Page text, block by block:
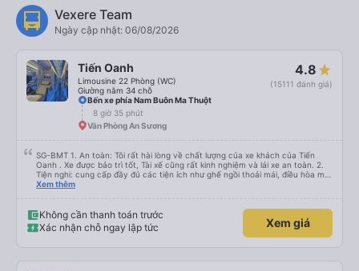
Vexere Team
Ngày cập nhật: 06/08/2026
Tiến Oanh
Limousine 22 Phòng (WC)
Giường nằm 34 chỗ
4.8
(15111 đánh giá)
Bến xe phía Nam Buôn Ma Thuột
8 giờ 35 phút
Văn Phòng An Sương
SG-BMT 1. An toàn: Tôi rất hài lòng về chất lượng của xe khách của Tiến
Oanh . Xe được bảo trì tốt, Tài xế cũng rất kinh nghiệm và lái xe an toàn. 2.
Tiện nghi: cung cấp đầy đủ các tiện ích như ghế ngồi thoải mái, điều hòa mát
mẻ, wifi tốc độ cao và cổng sạc điện thoại di động. 3. Thời gian và độ chính
lượng và tiện ích được cung cấp. 5. Thái độ phục vụ: Nhân viên và tài xế rất
nhiệt tình, chu đáo và tôn trọng khách hàng. Tôi cảm thấy rất thoải mái và
hài lòng với các dịch vụ mà họ cung cấp. Dịch vụ của họ đáp ứng đầy đủ
Xem thêm
Không cần thanh toán trước
Xác nhận chỗ ngay lập tức
Xem giá